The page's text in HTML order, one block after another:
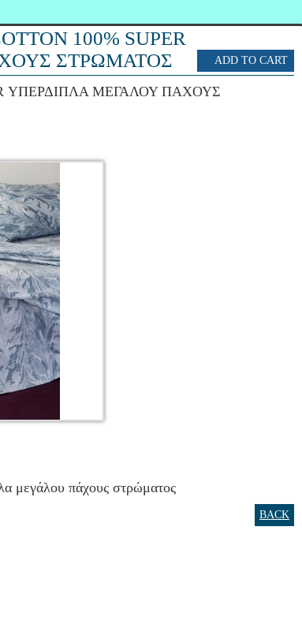
100% SUPER
ΣΤΡΩΜΑΤΟΣ
ΥΠΕΡΔΙΠΛΑ ΜΕΓΑΛΟΥ ΠΑΧΟΥΣ
μεγάλου πάχους στρώματος
BACK